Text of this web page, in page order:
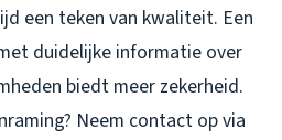
een teken van kwaliteit. Een
duidelijke informatie over
biedt meer zekerheid.
Neem contact op via